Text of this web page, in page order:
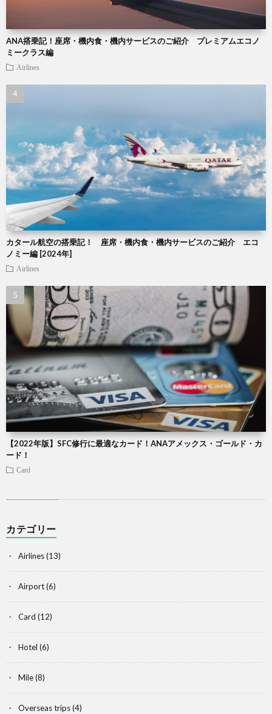
ANA搭乗記！座席・機内食・機内サービスのご紹介 プレミアムエコノ
ミークラス編
Airlines
カタール航空の搭乗記！ 座席・機内食・機内サービスのご紹介 エコ
ノミー編 [2024年]
Airlines
【2022年版】SFC修行に最適なカード！ANAアメックス・ゴールド・カ
ード！
Card
カテゴリー
Airlines(13)
Airport(6)
Card (12)
Hotel (6)
Mile(8)
Overseas trips(4)